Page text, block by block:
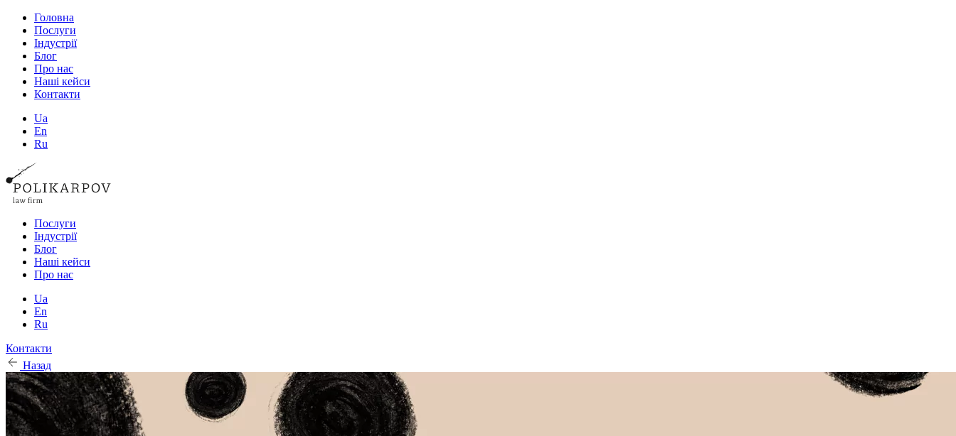
Головна
Послуги
Індустрії
Блог
Про нас
Наші кейси
Контакти
Ua
En
Ru
Послуги
Індустрії
Блог
Наші кейси
Про нас
Ua
En
Ru
Контакти
Назад